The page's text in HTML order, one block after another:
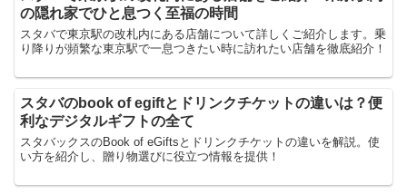
の隠れ家でひと息つく至福の時間
スタバで東京駅の改札内にある店舗について詳しくご紹介します。乗
り降りが頻繁な東京駅で一息つきたい時に訪れたい店舗を徹底紹介！
スタバのbook of egiftとドリンクチケットの違いは？便
利なデジタルギフトの全て
スタバックスのBook of eGiftsとドリンクチケットの違いを解説。使
い方を紹介し、贈り物選びに役立つ情報を提供！